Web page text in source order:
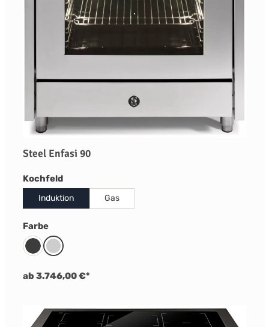
Steel Enfasi 90
Kochfeldauswählen
Induktion Gas
Farbeauswählen
AnthrazitEdelstahl
ab 3.746,00 €*